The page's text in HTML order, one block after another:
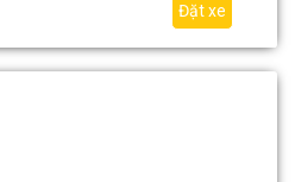
Đặt xe